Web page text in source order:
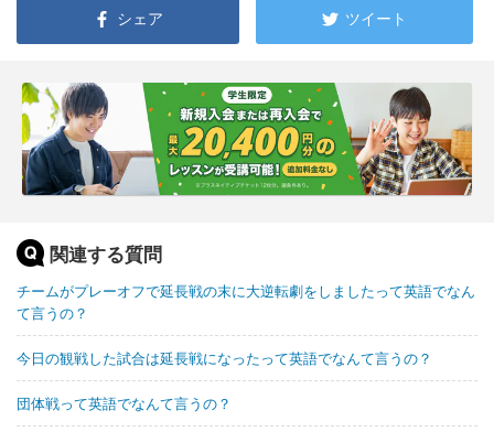
シェア ツイート
関連する質問
チームがプレーオフで延長戦の末に大逆転劇をしましたって英語でなん
て言うの？
今日の観戦した試合は延長戦になったって英語でなんて言うの？
団体戦って英語でなんて言うの？